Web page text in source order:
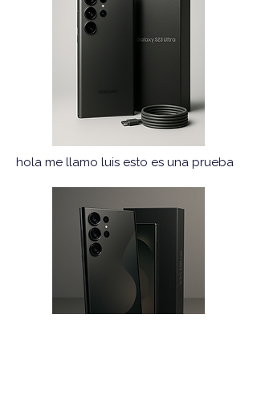
hola me llamo luis esto es una prueba